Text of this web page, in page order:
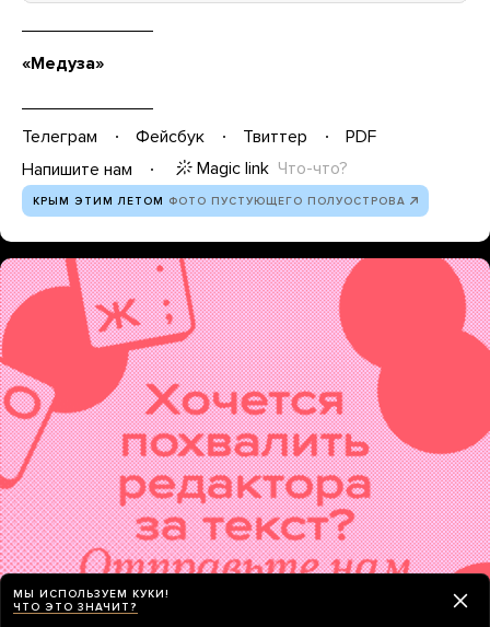
«Медуза»
Телеграм Фейсбук Твиттер
PDF
Напишите нам
Magic link Что-что?
КРЫМ ЭТИМ ЛЕТОМ ФОТО ПУСТУЮЩЕГО ПОЛУОСТРОВА
МЫ ИСПОЛЬЗУЕМ КУКИ!
ЧТО ЭТО ЗНАЧИТ?